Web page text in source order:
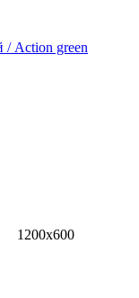
/ Action green
1200х600